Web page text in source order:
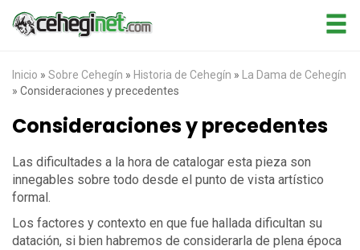
Inicio » Sobre Cehegín » Historia de Cehegín »
La Dama de Cehegín
» Consideraciones y precedentes
Consideraciones y precedentes
Las dificultades a la hora de catalogar esta pieza son
innegables sobre todo desde el punto de vista artístico
formal.
Los factores y contexto en que fue hallada dificultan su
datación, si bien habremos de considerarla de plena época